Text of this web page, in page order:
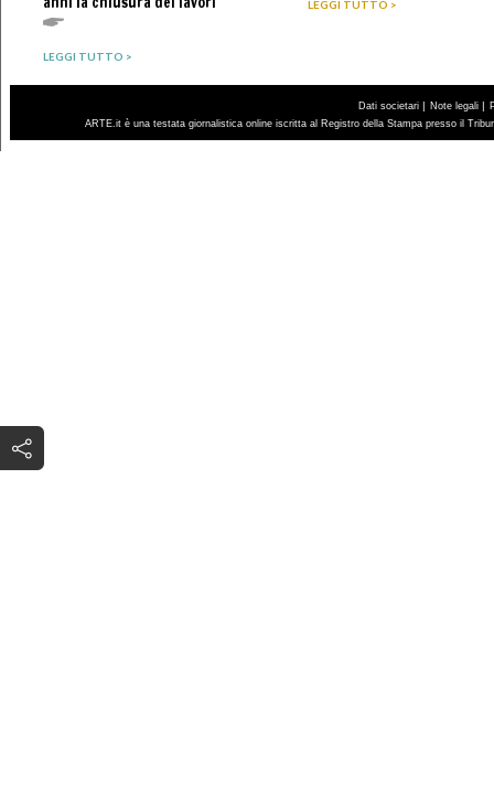
LEGGI TUTTO >
LEGGI TUTTO >
Dati societari | Note legali |
ARTE.it è una testata giornalistica online iscritta al Registro della Stampa presso il